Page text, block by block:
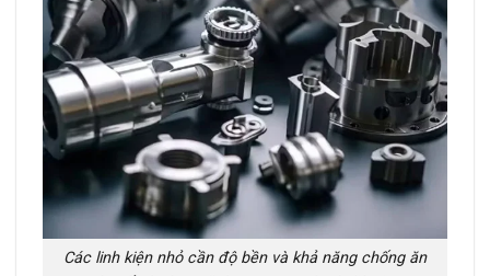
Các linh kiện nhỏ cần độ bền và khả năng chống ăn